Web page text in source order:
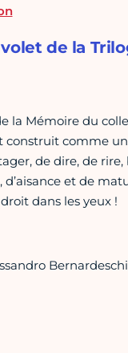
de la
la Mémoire du
construit comme
de dire, de
et de
dans les yeux !